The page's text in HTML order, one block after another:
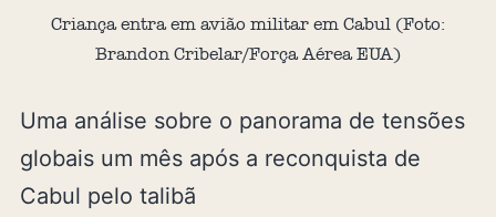
Criança entra em avião militar em Cabul (Foto:
Brandon Cribelar/Força Aérea EUA)
Uma análise sobre o panorama de tensões
globais um mês após a reconquista de
Cabul pelo talibã